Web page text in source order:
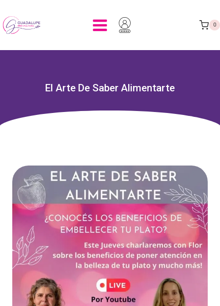
0
El Arte De Saber Alimentarte